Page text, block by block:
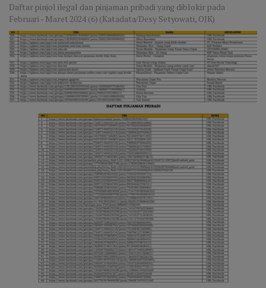
Daftar pinjol ilegal dan pinjaman pribadi yang diblokir pada
Februari - Maret 2024 (6) (Katadata/Desy Setyowati, OJK)